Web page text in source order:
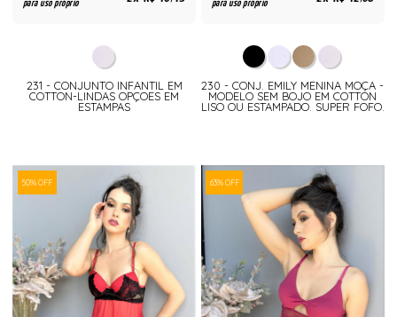
para uso próprio
231 - CONJUNTO INFANTIL EM
COTTON-LINDAS OPÇOES EM
ESTAMPAS
para uso próprio
230 - CONJ. EMILY MENINA MOÇA -
MODELO SEM BOJO EM COTTON
LISO OU ESTAMPADO. SUPER FOFO.
50% OFF 63% OFF